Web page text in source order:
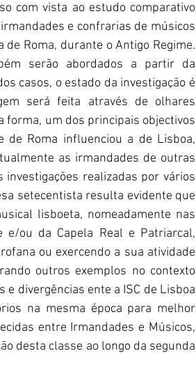
com vista ao estudo comparativo
e confrarias de músicos
Roma, durante o Antigo Regime.
serão abordados a partir da
casos, o estado da investigação é
será feita através de olhares
forma, um dos principais objectivos
Roma influenciou a de Lisboa,
as irmandades de outras
investigações realizadas por vários
setecentista resulta evidente que
lisboeta, nomeadamente nas
ou da Capela Real e Patriarcal,
ou exercendo a sua atividade
outros exemplos no contexto
divergências ente a ISC de Lisboa
na mesma época para melhor
entre Irmandades e Músicos,
desta classe ao longo da segunda